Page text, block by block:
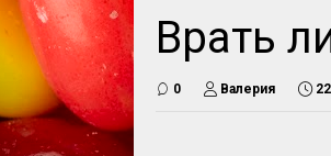
Врать
0 Валерия